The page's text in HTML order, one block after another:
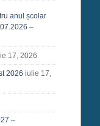
anul școlar
–
17, 2026
2026 iulie 17,
–